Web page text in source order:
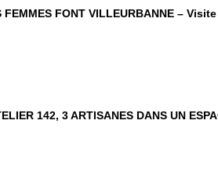
FONT VILLEURBANNE –
142, 3 ARTISANES DANS UN